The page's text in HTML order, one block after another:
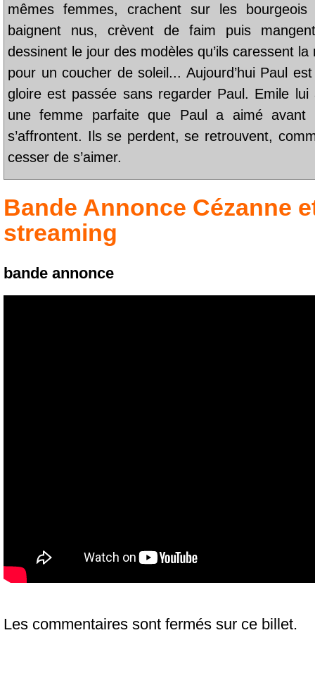
mêmes femmes, crachent sur les
baignent nus, crèvent de faim puis
dessinent le jour des modèles qu’ils caressent
pour un coucher de soleil... Aujourd’hui Paul
gloire est passée sans regarder Paul. Emile
une femme parfaite que Paul a aimé avant
s’affrontent. Ils se perdent, se retrouvent,
cesser de s’aimer.
Bande Annonce Cézanne
streaming
bande annonce
Les commentaires sont fermés sur ce billet.